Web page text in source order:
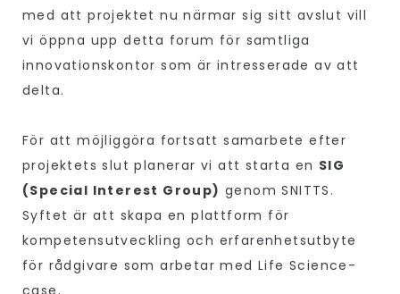
med att projektet nu närmar sig sitt avslut vill
vi öppna upp detta forum för samtliga
innovationskontor som är intresserade av att
delta.
För att möjliggöra fortsatt samarbete efter
projektets slut planerar vi att starta en SIG
(Special Interest Group) genom SNITTS.
Syftet är att skapa en plattform för
kompetensutveckling och erfarenhetsutbyte
för rådgivare som arbetar med Life Science-
case.